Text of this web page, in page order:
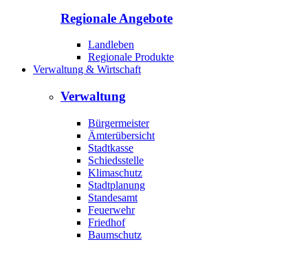
Regionale Angebote
Landleben
Regionale Produkte
Verwaltung & Wirtschaft
Verwaltung
Bürgermeister
Ämterübersicht
Stadtkasse
Schiedsstelle
Klimaschutz
Stadtplanung
Standesamt
Feuerwehr
Friedhof
Baumschutz